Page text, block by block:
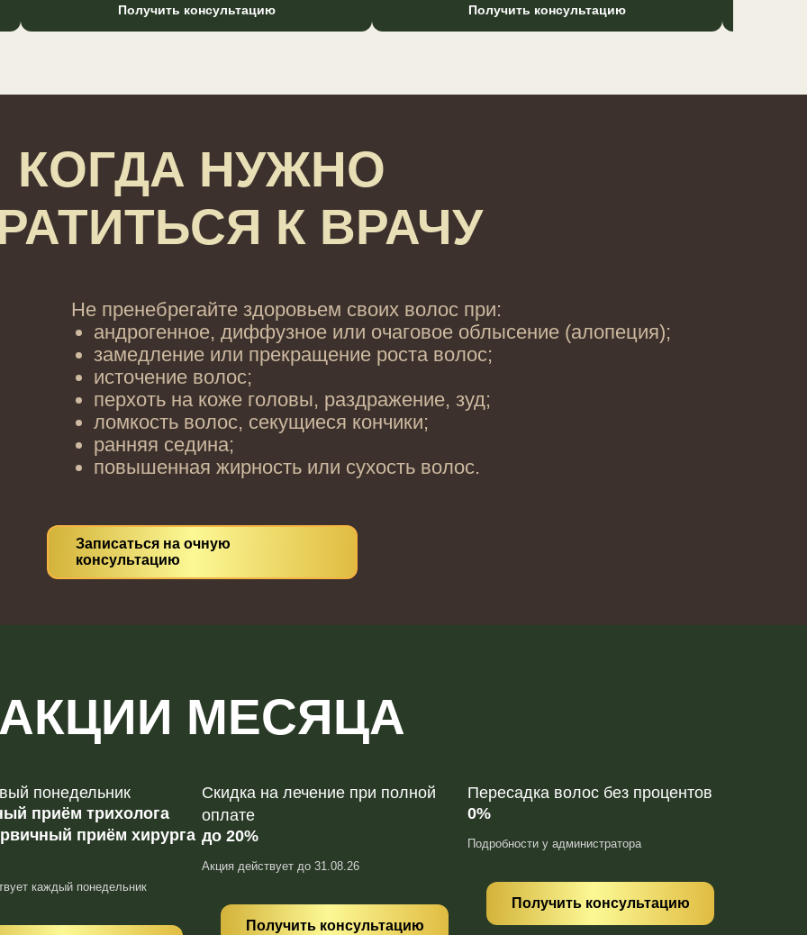
Получить консультацию Получить консультацию
КОГДА НУЖНО
К ВРАЧУ
Не пренебрегайте здоровьем своих волос при:
андрогенное, диффузное или очаговое облысение (алопеция);
замедление или прекращение роста волос;
источение волос;
перхоть на коже головы, раздражение, зуд;
ломкость волос, секущиеся кончики;
ранняя седина;
повышенная жирность или сухость волос.
Записаться на очную
консультацию
МЕСЯЦА
понедельник
приём трихолога
приём хирурга
каждый понедельник
Скидка на лечение при полной
оплате
до 20%
Акция действует до 31.08.26
Получить консультацию
Пересадка волос без процентов
0%
Подробности у администратора
Получить консультацию